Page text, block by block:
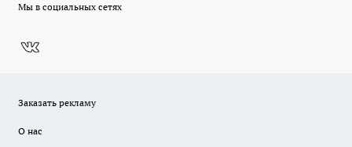
Мы в социальных сетях
Заказать рекламу
О нас